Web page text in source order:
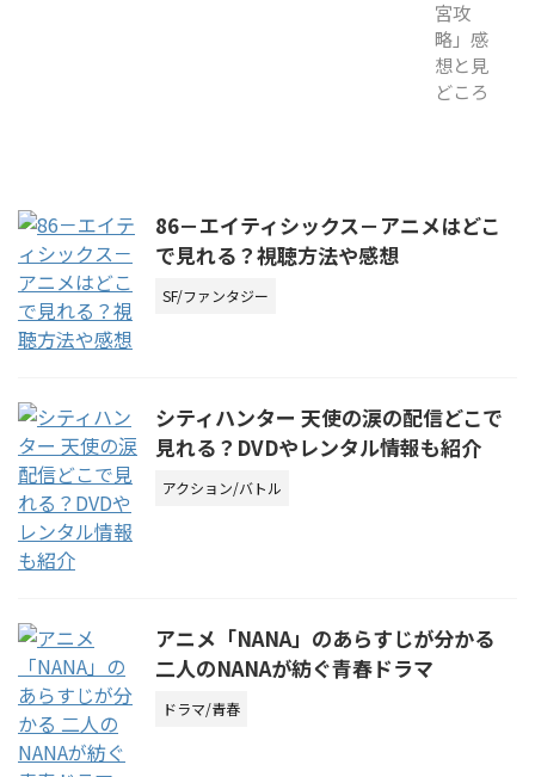
86－エイティシックス－アニメはどこ
で見れる？視聴方法や感想
SF/ファンタジー
シティハンター 天使の涙の配信どこで
見れる？DVDやレンタル情報も紹介
アクション/バトル
アニメ「NANA」のあらすじが分かる
二人のNANAが紡ぐ青春ドラマ
ドラマ/青春